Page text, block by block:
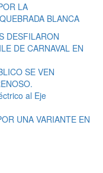
LA
BLANCA
DESFILARON
DE CARNAVAL EN
SE VEN
al Eje
UNA VARIANTE EN